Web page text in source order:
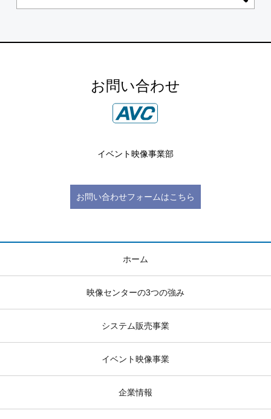
お問い合わせ
イベント映像事業部
お問い合わせフォームはこちら
ホーム
映像センターの3つの強み
システム販売事業
イベント映像事業
企業情報